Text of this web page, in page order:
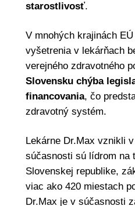
starostlivosť.
V mnohých krajinách
vyšetrenia v lekárňach
verejného zdravotného
Slovensku chýba
financovania, čo
zdravotný systém.
Lekárne Dr.Max vznikli
súčasnosti sú lídrom na
Slovenskej republike,
viac ako 420 miestach
Dr.Max je v súčasnosti